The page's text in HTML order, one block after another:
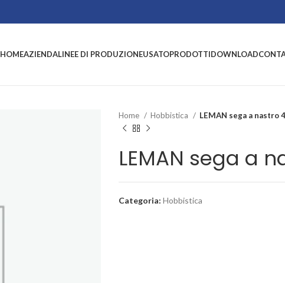
HOMEAZIENDALINEE DI PRODUZIONEUSATOPRODOTTIDOWNLOAD
Home Hobbistica LEMAN sega a nastro
LEMAN sega a
Categoria: Hobbistica